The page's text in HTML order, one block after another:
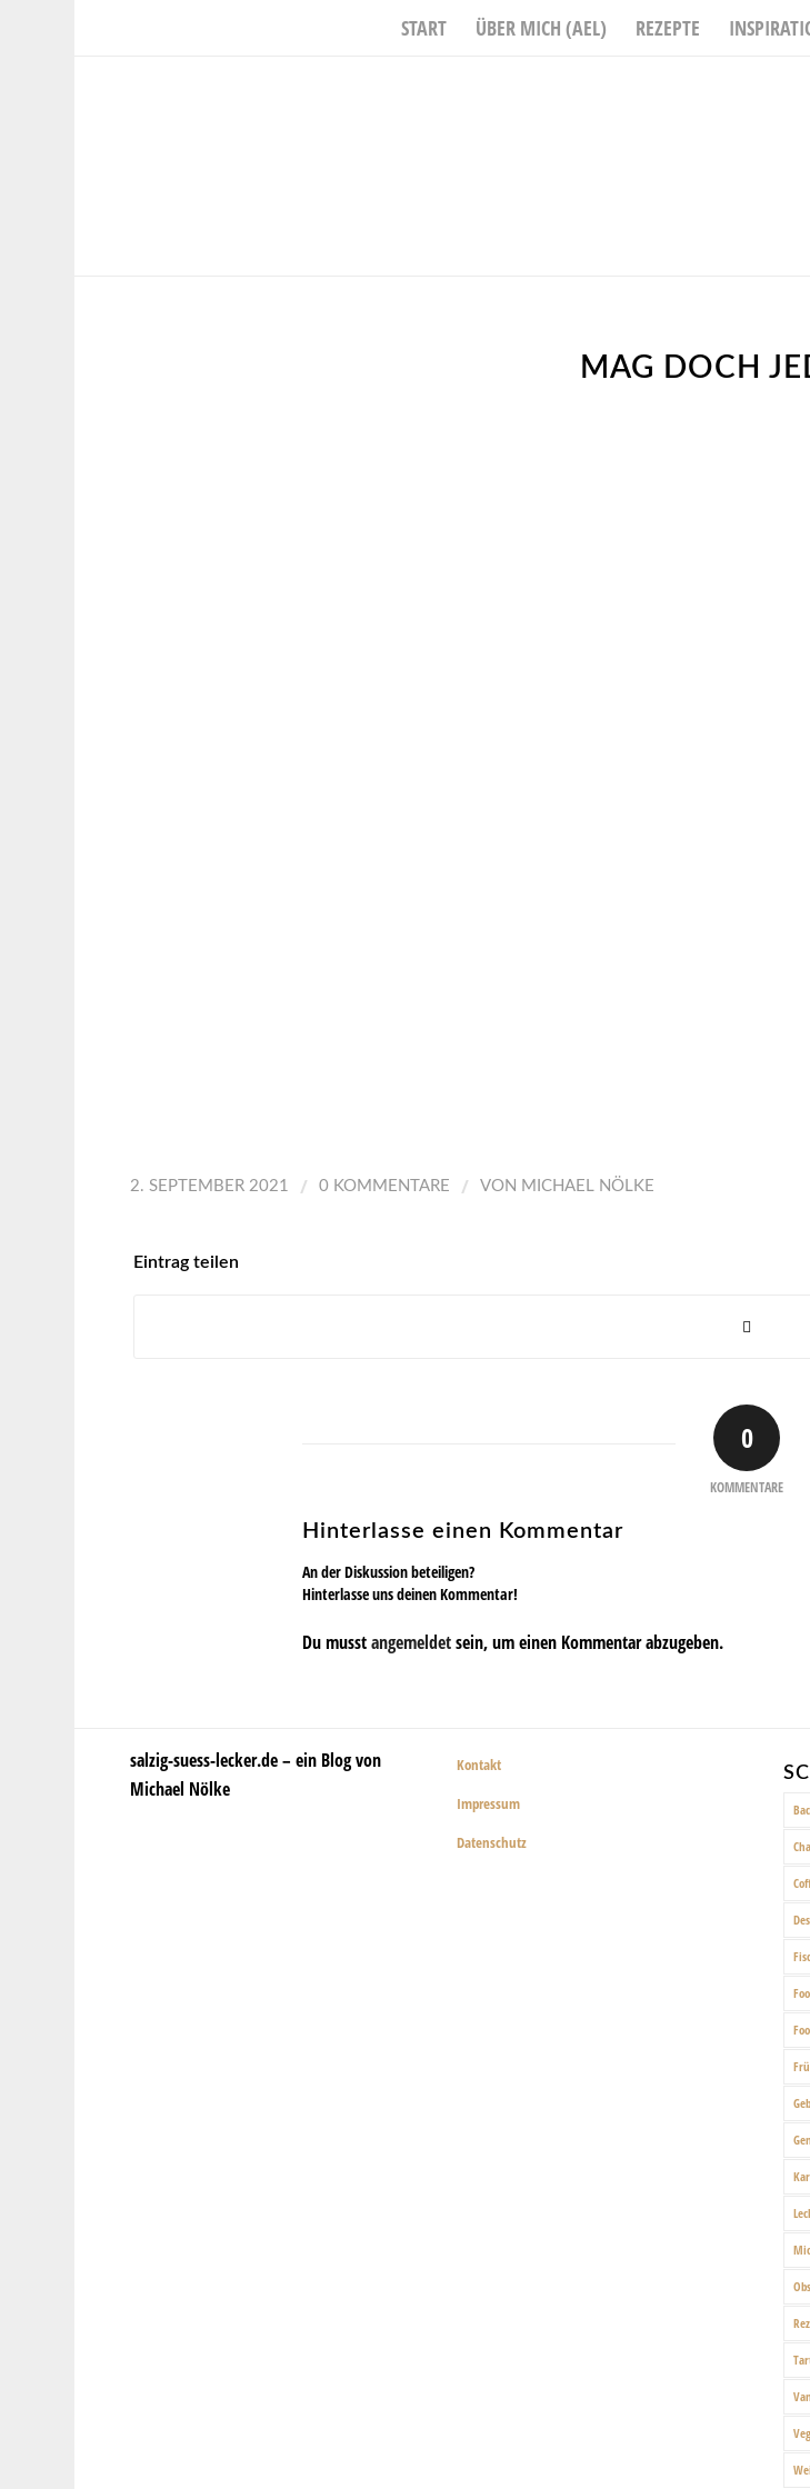
START ÜBER MICH (AEL) REZEPTE
MAG DOCH
2. SEPTEMBER 2021 / 0 KOMMENTARE / VON MICHAEL NÖLKE
Eintrag teilen
0
KOMMENTARE
Hinterlasse einen Kommentar
An der Diskussion beteiligen?
Hinterlasse uns deinen Kommentar!
Du musstangemeldetsein, um einen Kommentar abzugeben.
salzig-suess-lecker.de – ein Blog von
Michael Nölke
Kontakt
Impressum
Datenschutz